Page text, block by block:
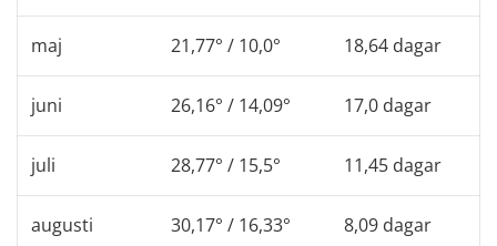
maj 21,77° / 10,0° 18,64 dagar
juni 26,16° / 14,09° 17,0 dagar
juli 28,77° / 15,5° 11,45 dagar
augusti 30,17° / 16,33° 8,09 dagar